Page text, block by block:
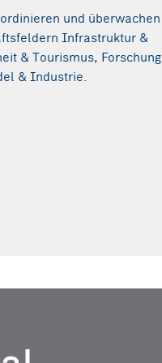
und überwachen
Infrastruktur &
& Tourismus, Forschung
& Industrie.